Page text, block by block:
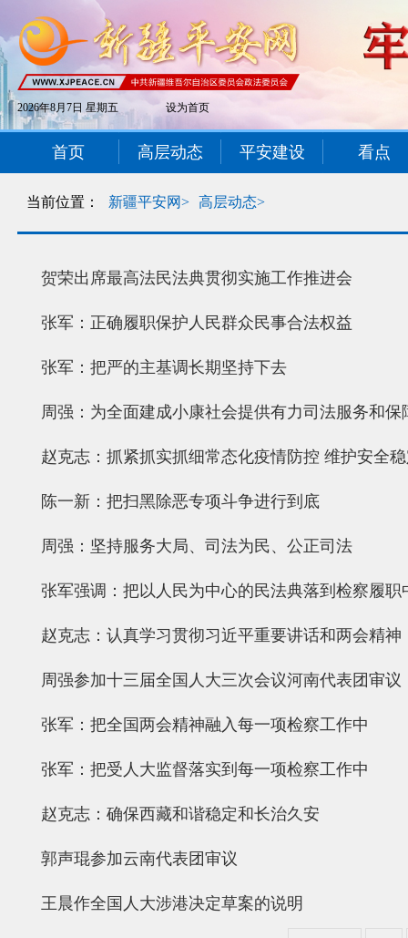
2026年8月7日 星期五 设为首页
首页 高层动态 平安建设 看点
当前位置： 新疆平安网> 高层动态>
贺荣出席最高法民法典贯彻实施工作推进会
张军：正确履职保护人民群众民事合法权益
张军：把严的主基调长期坚持下去
周强：为全面建成小康社会提供有力司法服务和保
赵克志：抓紧抓实抓细常态化疫情防控 维护安全
陈一新：把扫黑除恶专项斗争进行到底
周强：坚持服务大局、司法为民、公正司法
张军强调：把以人民为中心的民法典落到检察履职
赵克志：认真学习贯彻习近平重要讲话和两会精神
周强参加十三届全国人大三次会议河南代表团审议
张军：把全国两会精神融入每一项检察工作中
张军：把受人大监督落实到每一项检察工作中
赵克志：确保西藏和谐稳定和长治久安
郭声琨参加云南代表团审议
王晨作全国人大涉港决定草案的说明